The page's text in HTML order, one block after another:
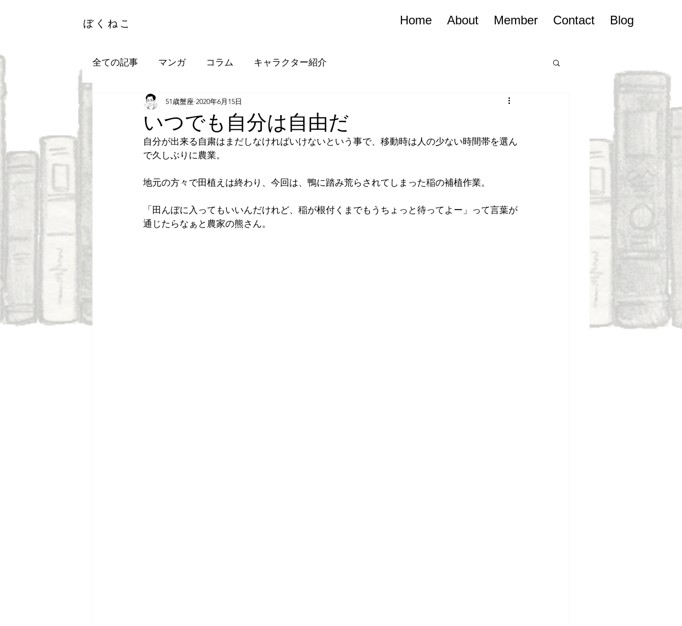
ぼくねこ Home About Member Contact Blog
全ての記事 マンガ コラム キャラクター紹介
いつでも自分は自由だ
51歳蟹座 2020年6月15日
自分が出来る自粛はまだしなければいけないという事で、移動時は人の少ない時間帯を選ん
で久しぶりに農業。
地元の方々で田植えは終わり、今回は、鴨に踏み荒らされてしまった稲の補植作業。
「田んぼに入ってもいいんだけれど、稲が根付くまでもうちょっと待ってよー」って言葉が
通じたらなぁと農家の熊さん。